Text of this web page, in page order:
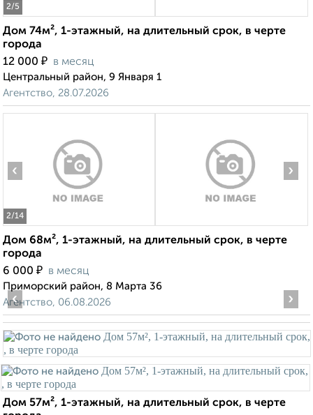
2/5
Дом 74м², 1-этажный, на длительный срок, в черте
города
12 000 ₽ в месяц
Центральный район, 9 Января 1
Агентство, 28.07.2026
2/14
‹ ›
Дом 68м², 1-этажный, на длительный срок, в черте
города
6 000 ₽ в месяц
Приморский район, 8 Марта 36
Агентство, 06.08.2026
‹ ›
Дом 57м², 1-этажный, на длительный срок, в черте